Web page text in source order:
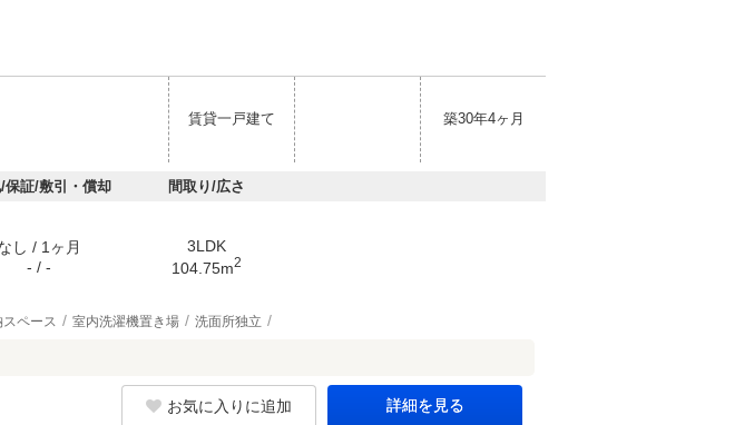
賃貸一戸建て 築30年4ヶ月
保証/敷引・償却 間取り/広さ
し / 1ヶ月
- / -
3LDK
104.75m2
スペース 室内洗濯機置き場 洗面所独立
お気に入りに追加 詳細を見る